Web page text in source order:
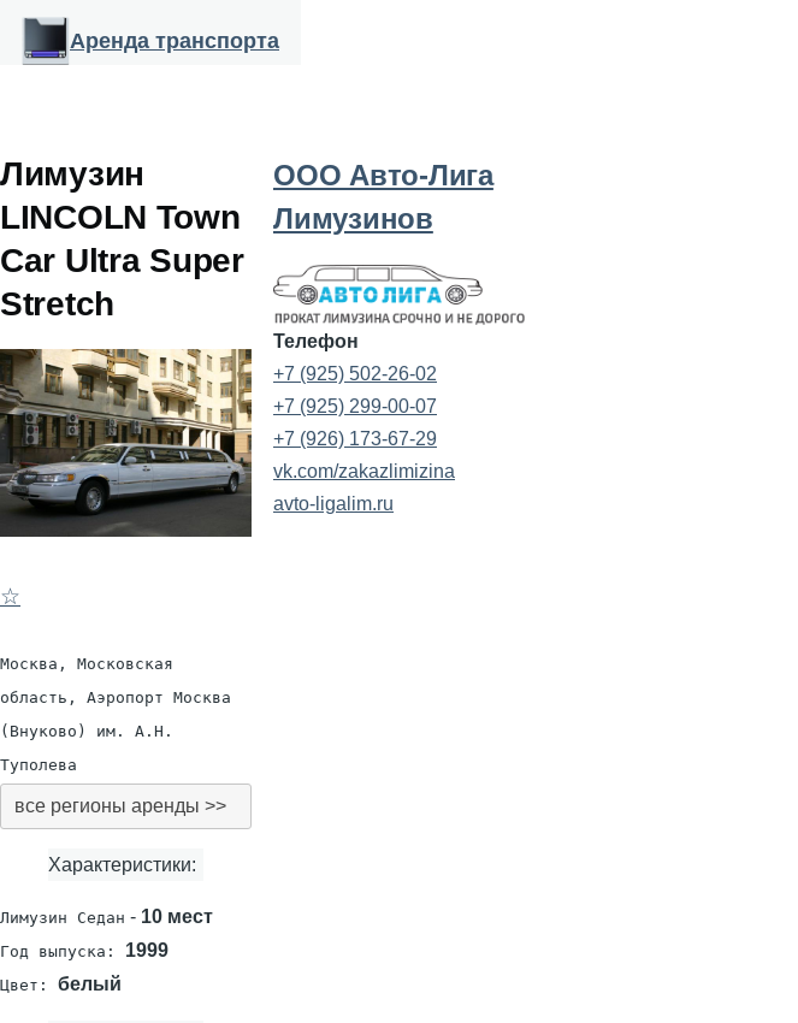
Перейти к основному содержанию
Аренда транспорта
Лимузин
LINCOLN Town
Car Ultra Super
Stretch
☆
Москва, Московская
область, Аэропорт Москва
(Внуково) им. А.Н.
Туполева
все регионы аренды >>
Характеристики:
Лимузин Седан - 10 мест
Год выпуска: 1999
Цвет: белый
ООО Авто-Лига
Лимузинов
Телефон
+7 (925) 502-26-02
+7 (925) 299-00-07
+7 (926) 173-67-29
vk.com/zakazlimizina
avto-ligalim.ru